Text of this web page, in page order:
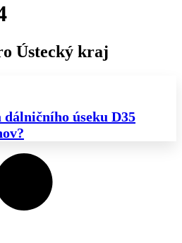
Ústecký kraj
úseku D35